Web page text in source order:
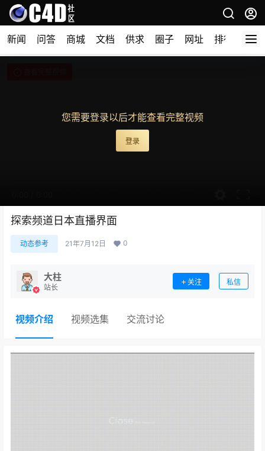
新闻 问答 商城 文档 供求 圈子 网址 排行榜
您需要登录以后才能查看完整视频
登录
探索频道日本直播界面
动态参考 21年7月12日 0
大柱
站长
关注 私信
视频介绍 视频选集 交流讨论